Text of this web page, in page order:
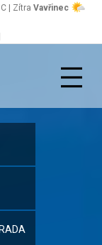
| Zítra Vavřinec